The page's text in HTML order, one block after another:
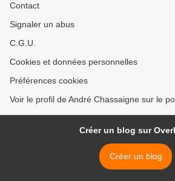
Contact
Signaler un abus
C.G.U.
Cookies et données personnelles
Préférences cookies
Voir le profil de André Chassaigne sur le
Créer un blog sur
Créer un blog